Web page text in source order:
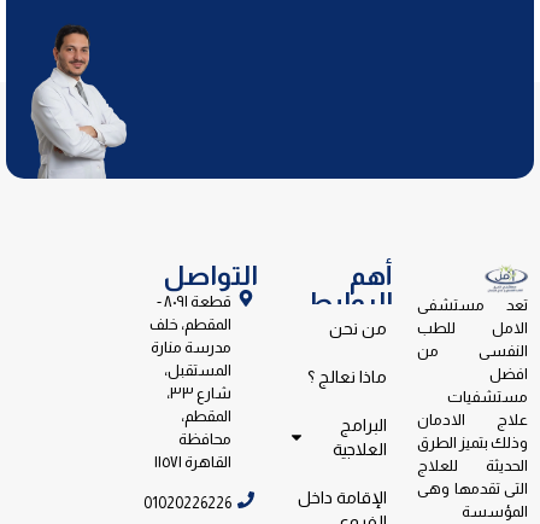
تعد مستشفى
الامل للطب
النفسى من
افضل
مستشفيات
علاج الادمان
وذلك بتميز الطرق
الحديثة للعلاج
التى تقدمها وهى
المؤسسة
أهم
الروابط
من نحن
ماذا نعالج ؟
البرامج
العلاجية
الإقامة داخل
التواصل
قطعة ٨٠٩١ -
المقطم، خلف
مدرسة منارة
المستقبل،
شارع ٣٣،
المقطم،
محافظة
القاهرة ١١٥٧١
01020226226